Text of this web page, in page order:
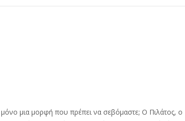
μια μορφή που πρέπει να σεβόμαστε; O Πιλάτος,